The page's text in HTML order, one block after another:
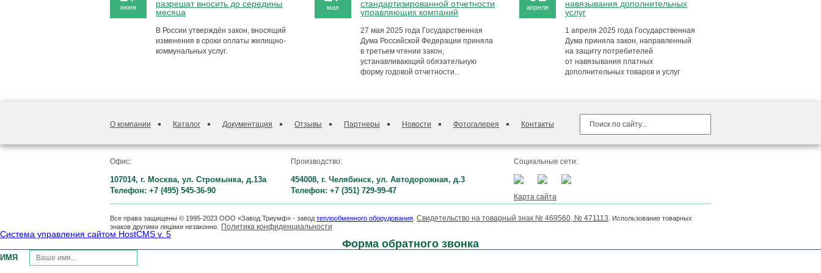
июня
разрешат вносить до середины
месяца
В России утверждён закон, вносящий
изменения в сроки оплаты жилищно-
коммунальных услуг.
мая
стандартизированной отчетности
управляющих компаний
27 мая 2025 года Государственная
Дума Российской Федерации приняла
в третьем чтении закон,
устанавливающий обязательную
форму годовой отчетности..
апреля
навязывания дополнительных
услуг
1 апреля 2025 года Государственная
Дума приняла закон, направленный
на защиту потребителей
от навязывания платных
дополнительных товаров и услуг
О компании Каталог Документация Отзывы Партнеры Новости Фотогалерея Контакты
Офис:
107014, г. Москва, ул. Стромынка, д.13а
Телефон: +7 (495) 545-36-90
Производство:
454008, г. Челябинск, ул. Автодорожная, д.3
Телефон: +7 (351) 729-99-47
Социальные сети:
Карта сайта
Все права защищены © 1995-2023 ООО «Завод Триумф» - завод теплообменного оборудования Свидетельство на товарный знак № 469560, № 471113 . Использование товарных
знаков другими лицами незаконно.
Политика конфиденциальности
Система управления сайтом HostCMS v. 5
Форма обратного звонка
ИМЯ